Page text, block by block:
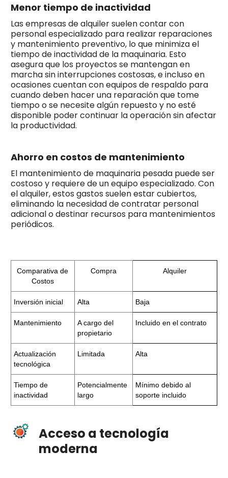
Menor tiempo de inactividad
Las empresas de alquiler suelen contar con
personal especializado para realizar reparaciones
y mantenimiento preventivo, lo que minimiza el
tiempo de inactividad de la maquinaria. Esto
asegura que los proyectos se mantengan en
marcha sin interrupciones costosas, e incluso en
ocasiones cuentan con equipos de respaldo para
cuando deben hacer una reparación que tome
tiempo o se necesite algún repuesto y no esté
disponible poder continuar la operación sin afectar
la productividad.
Ahorro en costos de mantenimiento
El mantenimiento de maquinaria pesada puede ser
costoso y requiere de un equipo especializado. Con
el alquiler, estos gastos suelen estar cubiertos,
eliminando la necesidad de contratar personal
adicional o destinar recursos para mantenimientos
periódicos.
Comparativa de
Costos
Compra Alquiler
Inversión inicial Alta Baja
Mantenimiento
A cargo del
propietario
Incluido en el contrato
Actualización
tecnológica
Limitada Alta
Tiempo de
inactividad
Potencialmente
largo
Mínimo debido al
soporte incluido
Acceso a tecnología
moderna